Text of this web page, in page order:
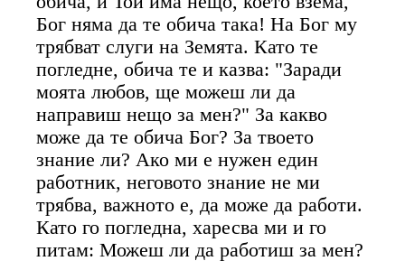
Бог няма да те обича така! На Бог му
трябват слуги на Земята. Като те
погледне, обича те и казва: "Заради
моята любов, ще можеш ли да
направиш нещо за мен?" За какво
може да те обича Бог? За твоето
знание ли? Ако ми е нужен един
работник, неговото знание не ми
трябва, важното е, да може да работи.
Като го погледна, харесва ми и го
питам: Можеш ли да работиш за мен?